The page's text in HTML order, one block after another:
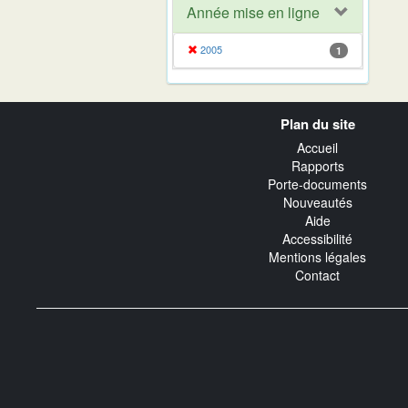
Année mise en ligne
2005 1
Plan du site
Accueil
Rapports
Porte-documents
Nouveautés
Aide
Accessibilité
Mentions légales
Contact